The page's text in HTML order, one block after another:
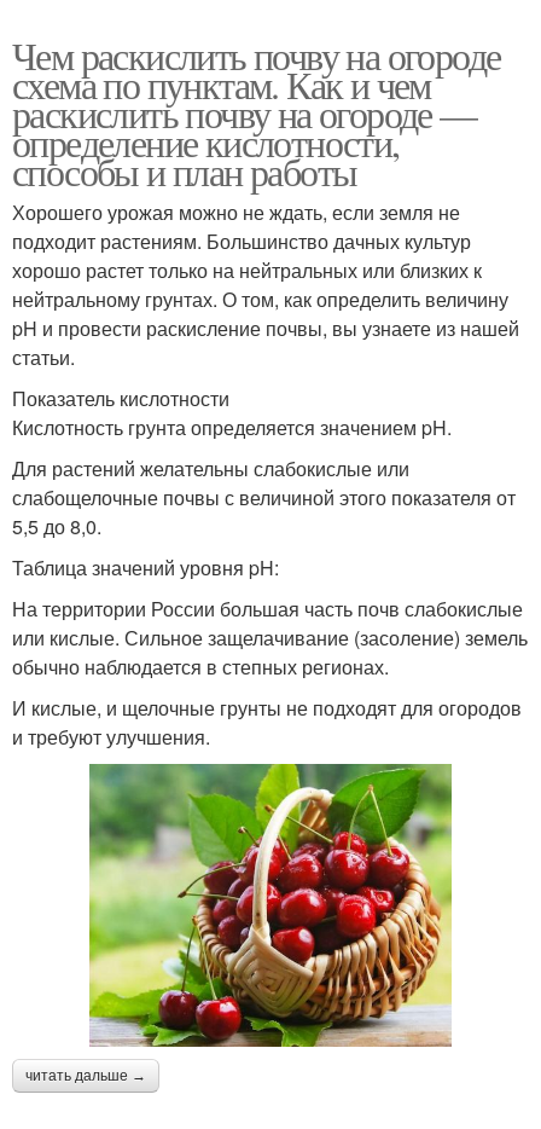
Чем раскислить почву на огороде
схема по пунктам. Как и чем
раскислить почву на огороде —
определение кислотности,
способы и план работы
Хорошего урожая можно не ждать, если земля не
подходит растениям. Большинство дачных культур
хорошо растет только на нейтральных или близких к
нейтральному грунтах. О том, как определить величину
pH и провести раскисление почвы, вы узнаете из нашей
статьи.
Показатель кислотности
Кислотность грунта определяется значением pH.
Для растений желательны слабокислые или
слабощелочные почвы с величиной этого показателя от
5,5 до 8,0.
Таблица значений уровня pH:
На территории России большая часть почв слабокислые
или кислые. Сильное защелачивание (засоление) земель
обычно наблюдается в степных регионах.
И кислые, и щелочные грунты не подходят для огородов
и требуют улучшения.
читать дальше →